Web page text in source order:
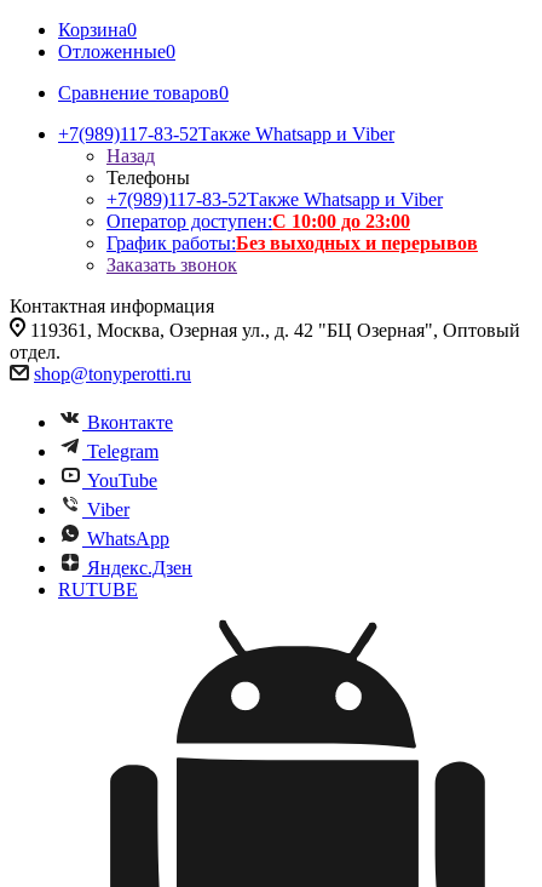
Корзина0
Отложенные0
Сравнение товаров0
+7(989)117-83-52Также Whatsapp и Viber
Назад
Телефоны
+7(989)117-83-52Также Whatsapp и Viber
Оператор доступен:С 10:00 до 23:00
График работы:Без выходных и перерывов
Заказать звонок
Контактная информация
119361, Москва, Озерная ул., д. 42 "БЦ Озерная", Оптовый
отдел.
shop@tonyperotti.ru
Вконтакте
Telegram
YouTube
Viber
WhatsApp
Яндекс.Дзен
RUTUBE